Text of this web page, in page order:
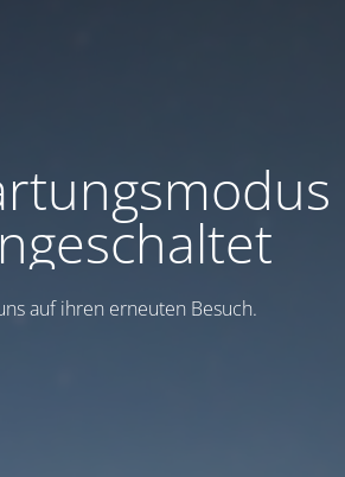
auf ihren erneuten Besuch.